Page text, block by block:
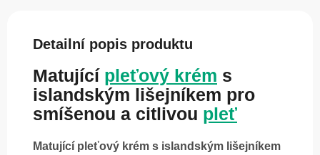
Detailní popis produktu
Matující pleťový krém s
islandským lišejníkem pro
smíšenou a citlivou pleť
Matující pleťový krém s islandským lišejníkem